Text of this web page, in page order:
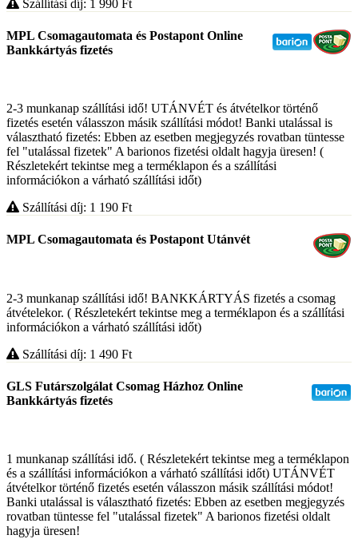
Szállítási díj: 1 990 Ft
MPL Csomagautomata és Postapont Online
Bankkártyás fizetés
2-3 munkanap szállítási idő! UTÁNVÉT és átvételkor történő
fizetés esetén válasszon másik szállítási módot! Banki utalással is
választható fizetés: Ebben az esetben megjegyzés rovatban tüntesse
fel "utalással fizetek" A barionos fizetési oldalt hagyja üresen! (
Részletekért tekintse meg a terméklapon és a szállítási
információkon a várható szállítási időt)
Szállítási díj: 1 190 Ft
MPL Csomagautomata és Postapont Utánvét
2-3 munkanap szállítási idő! BANKKÁRTYÁS fizetés a csomag
átvételekor. ( Részletekért tekintse meg a terméklapon és a szállítási
információkon a várható szállítási időt)
Szállítási díj: 1 490 Ft
GLS Futárszolgálat Csomag Házhoz Online
Bankkártyás fizetés
1 munkanap szállítási idő. ( Részletekért tekintse meg a terméklapon
és a szállítási információkon a várható szállítási időt) UTÁNVÉT
átvételkor történő fizetés esetén válasszon másik szállítási módot!
Banki utalással is választható fizetés: Ebben az esetben megjegyzés
rovatban tüntesse fel "utalással fizetek" A barionos fizetési oldalt
hagyja üresen!